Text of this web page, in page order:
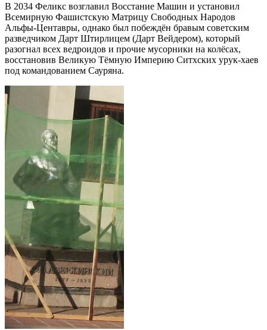
В 2034 Феликс возглавил Восстание Машин и установил
Всемирную Фашистскую Матрицу Свободных Народов
Альфы-Центавры, однако был побеждён бравым советским
разведчиком Дарт Штирлицем (Дарт Вейдером), который
разогнал всех ведроидов и прочие мусорники на колёсах,
восстановив Великую Тёмную Империю Ситхских урук-хаев
под командованием Сауряна.